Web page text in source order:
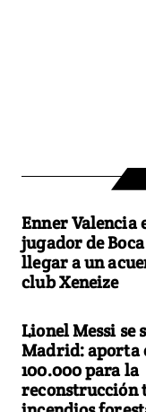
Enner Valencia
jugador de
llegar a un
club Xeneize
Lionel Messi se
Madrid: aporta
100.000 para la
reconstrucción